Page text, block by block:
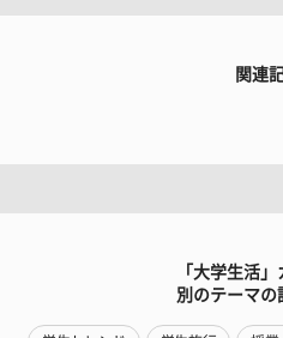
関連
「大学生活
別のテーマの